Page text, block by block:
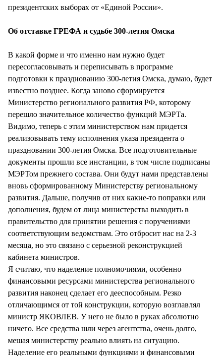
президентских выборах от «Единой России».
Об отставке ГРЕФА и судьбе 300-летия Омска
В какой форме и что именно нам нужно будет
пересогласовывать и переписывать в программе
подготовки к празднованию 300-летия Омска, думаю, будет
известно позднее. Когда заново сформируется
Министерство регионального развития РФ, которому
перешло значительное количество функций МЭРТа.
Видимо, теперь с этим министерством нам придется
реализовывать тему исполнения указа президента о
праздновании 300-летия Омска. Все подготовительные
документы прошли все инстанции, в том числе подписаны
МЭРТом прежнего состава. Они будут нами представлены
вновь сформированному Министерству региональному
развития. Дальше, получив от них какие-то поправки или
дополнения, будем от лица министерства выходить в
правительство для принятии решения с поручениями
соответствующим ведомствам. Это отбросит нас на 2-3
месяца, но это связано с серьезной реконструкцией
кабинета министров.
Я считаю, что наделение полномочиями, особенно
финансовыми ресурсами министерства регионального
развития наконец сделает его дееспособным. Резко
отличающимся от той конструкции, которую возглавлял
министр ЯКОВЛЕВ. У него не было в руках абсолютно
ничего. Все средства шли через агентства, очень долго,
мешая министерству реально влиять на ситуацию.
Наделение его реальными функциями и финансовыми